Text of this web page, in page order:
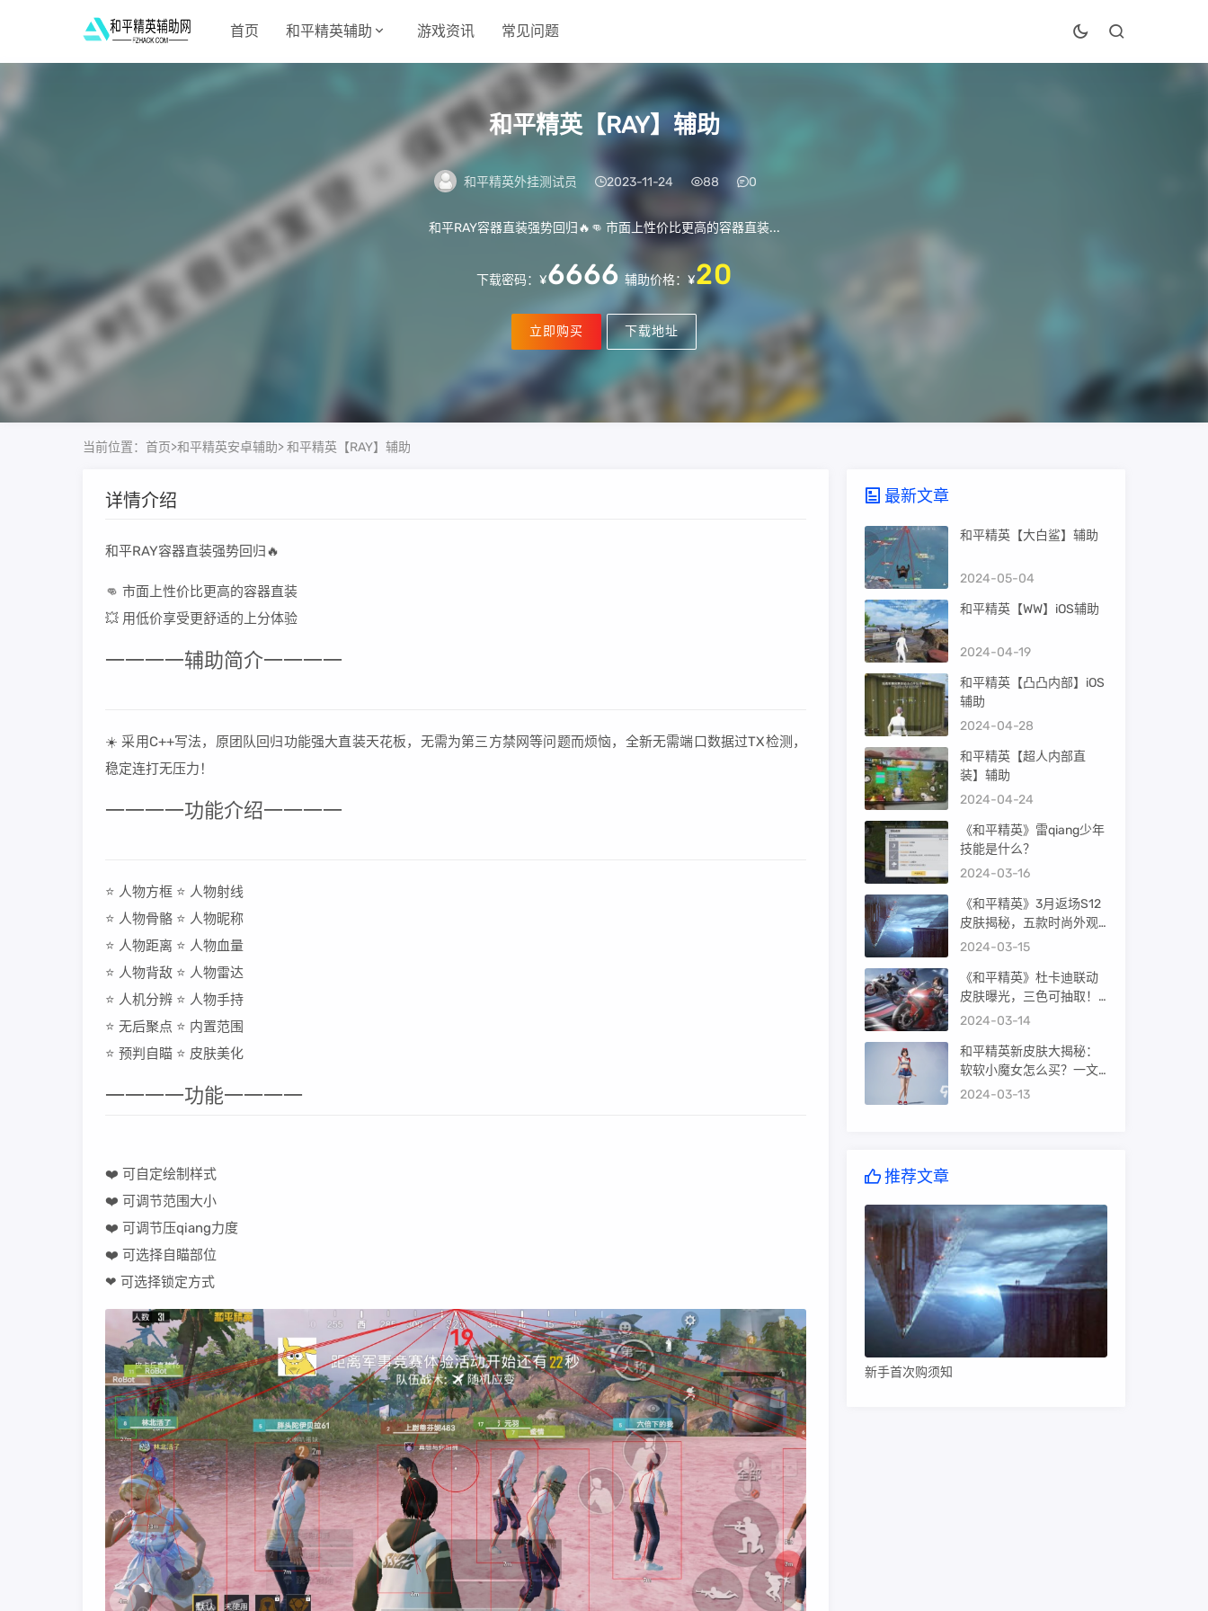
首页 和平精英辅助 游戏资讯 常见问题
和平精英【RAY】辅助
和平精英外挂测试员 2023-11-24 88 0
和平RAY容器直装强势回归🔥👊 市面上性价比更高的容器直装...
下载密码：¥6666 辅助价格：¥20
立即购买 下载地址
当前位置： 首页>和平精英安卓辅助> 和平精英【RAY】辅助
详情介绍
和平RAY容器直装强势回归🔥
👊 市面上性价比更高的容器直装
💥 用低价享受更舒适的上分体验
一一一一辅助简介一一一一
☀️ 采用C++写法，原团队回归功能强大直装天花板，无需为第三方禁网等问题而烦恼，全新无需端口数据过TX检测，
稳定连打无压力！
一一一一功能介绍一一一一
⭐️ 人物方框 ⭐️ 人物射线
⭐️ 人物骨骼 ⭐️ 人物昵称
⭐️ 人物距离 ⭐️ 人物血量
⭐️ 人物背敌 ⭐️ 人物雷达
⭐ 人机分辨 ⭐ 人物手持
⭐ 无后聚点 ⭐️ 内置范围
⭐️ 预判自瞄 ⭐ 皮肤美化
一一一一功能一一一一
❤️ 可自定绘制样式
❤️ 可调节范围大小
❤️ 可调节压qiang力度
❤️ 可选择自瞄部位
❤ 可选择锁定方式
最新文章
和平精英【大白鲨】辅助
2024-05-04
和平精英【WW】iOS辅助
2024-04-19
和平精英【凸凸内部】iOS
辅助
2024-04-28
和平精英【超人内部直
装】辅助
2024-04-24
《和平精英》雷qiang少年
技能是什么？
2024-03-16
《和平精英》3月返场S12
皮肤揭秘，五款时尚外观
等你来抢！
2024-03-15
《和平精英》杜卡迪联动
皮肤曝光，三色可抽取！
保底价格攻略大揭秘！
2024-03-14
和平精英新皮肤大揭秘：
软软小魔女怎么买？一文
了解获取方法！
2024-03-13
推荐文章
新手首次购须知